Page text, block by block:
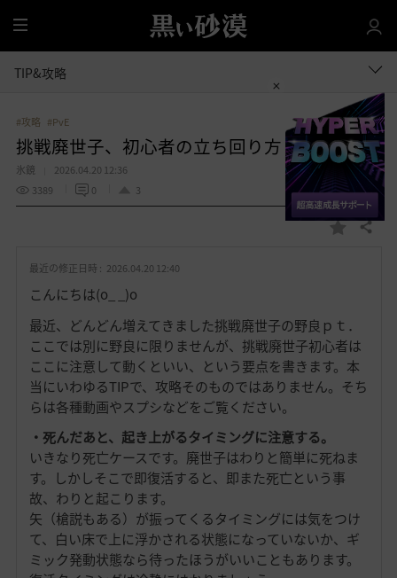
全
体
TIP&攻略
#攻略 #PvE
挑戦廃世子、初心者の立ち回り方
氷鏡
2026.04.20 12:36
3389
0 3
お
り
共有する
最近の修正日時 : 2026.04.20 12:40
こんにちは(o_ _)o
最近、どんどん増えてきました挑戦廃世子の野良ｐｔ．
ここでは別に野良に限りませんが、挑戦廃世子初心者は
ここに注意して動くといい、という要点を書きます。本
当にいわゆるTIPで、攻略そのものではありません。そち
らは各種動画やスプシなどをご覧ください。
・死んだあと、起き上がるタイミングに注意する。
いきなり死亡ケースです。廃世子はわりと簡単に死ねま
す。しかしそこで即復活すると、即また死亡という事
故、わりと起こります。
矢（槍説もある）が振ってくるタイミングには気をつけ
て、白い床で上に浮かされる状態になっていないか、ギ
ミック発動状態なら待ったほうがいいこともあります。